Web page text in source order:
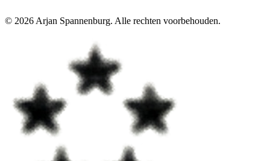
© 2026 Arjan Spannenburg. Alle rechten voorbehouden.